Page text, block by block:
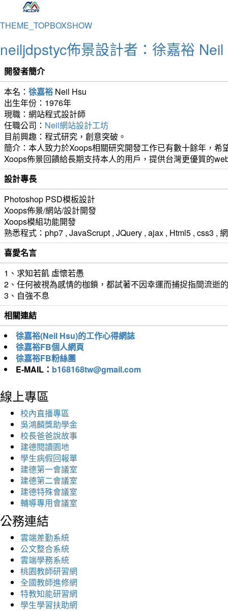
THEME_TOPBOXSHOW
neiljdpstyc佈景設計者：徐嘉裕
開發者簡介
本名： 徐嘉裕 Neil Hsu
出生年份：1976年
現職：網站程式設計師
任職公司： Neil網站設計工坊
目前興趣：程式研究，創意突破。
簡介：本人致力於Xoops相關研究開發工作已有數十餘年，
Xoops佈景回饋給長期支持本人的用戶，提供台灣更優質的
設計專長
Photoshop PSD模板設計
Xoops佈景/網站/設計開發
Xoops模組功能開發
熟悉程式：php7 , JavaScrupt , JQuery , ajax , Html5 , css3 ,
喜愛名言
1、求知若飢 虛懷若愚
2、任何被視為感情的枷鎖，都試著不因幸運而捕捉指間流逝
3、自強不息
相關連結
徐嘉裕(Neil Hsu)的工作心得網誌
徐嘉裕FB個人網頁
徐嘉裕FB粉絲團
E-MAIL： b168168tw@gmail.com
線上專區
校內直播專區
吳鴻麟獎助學金
校長爸爸說故事
建德閱讀園地
學生病假回報單
建德第一會議室
建德第二會議室
建德特殊會議室
輔導專用會議室
公務連結
雲端差勤系統
公文整合系統
雲端學務系統
桃園教師研習網
全國教師進修網
特教知能研習網
學生學習扶助網